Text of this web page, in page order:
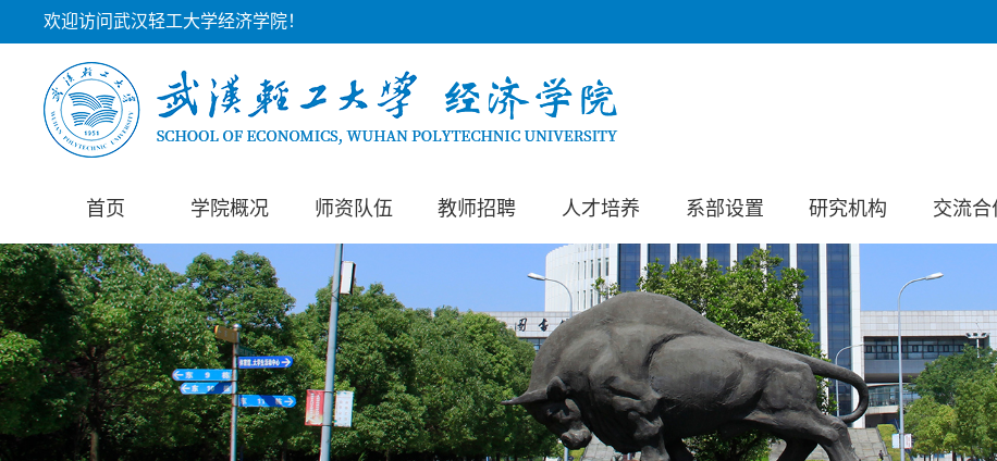
欢迎访问武汉轻工大学经济学院！
首页 学院概况 师资队伍 教师招聘 人才培养 系部设置 研究机构 交流合